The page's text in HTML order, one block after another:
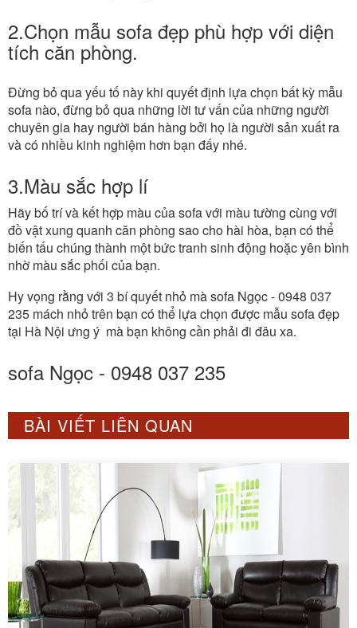
2.Chọn mẫu sofa đẹp phù hợp với diện
tích căn phòng.
Đừng bỏ qua yếu tố này khi quyết định lựa chọn bất kỳ mẫu
sofa nào, đừng bỏ qua những lời tư vấn của những người
chuyên gia hay người bán hàng bởi họ là người sản xuất ra
và có nhiều kinh nghiệm hơn bạn đấy nhé.
3.Màu sắc hợp lí
Hãy bố trí và kết hợp màu của sofa với màu tường cùng với
đồ vật xung quanh căn phòng sao cho hài hòa, bạn có thể
biến tấu chúng thành một bức tranh sinh động hoặc yên bình
nhờ màu sắc phối của bạn.
Hy vọng rằng với 3 bí quyết nhỏ mà sofa Ngọc - 0948 037
235 mách nhỏ trên bạn có thể lựa chọn được mẫu sofa đẹp
tại Hà Nội ưng ý mà bạn không cần phải đi đâu xa.
sofa Ngọc - 0948 037 235
BÀI VIẾT LIÊN QUAN